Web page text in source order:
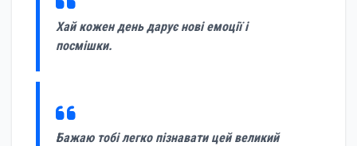
Хай кожен день дарує нові емоції і
посмішки.
Бажаю тобі легко пізнавати цей великий